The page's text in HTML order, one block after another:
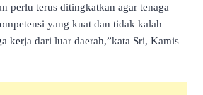
perlu terus ditingkatkan agar tenaga
yang kuat dan tidak kalah
kerja dari luar daerah,”kata Sri, Kamis